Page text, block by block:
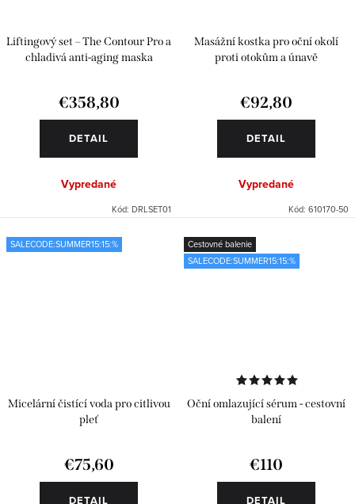
Liftingový set – The Contour Pro a
chladivá anti-aging maska
€358,80
DETAIL
Vypredané
Kód: DRLSET01
Masážní kostka pro oční okolí
proti otokům a únavě
€92,80
DETAIL
Vypredané
Kód: 610170-50
SALECODE:SUMMER15:15:%
Micelární čistící voda pro citlivou
pleť
€75,60
DETAIL
Cestovné balenie
SALECODE:SUMMER15:15:%
Oční omlazující sérum - cestovní
balení
€110
DETAIL